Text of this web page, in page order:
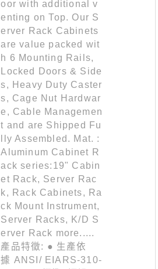
oor with additional v
enting on Top. Our S
erver Rack Cabinets
are value packed wit
h 6 Mounting Rails,
Locked Doors & Side
s, Heavy Duty Caster
s, Cage Nut Hardwar
e, Cable Managemen
t and are Shipped Fu
lly Assembled. Mat. :
Aluminum Cabinet R
ack series:19" Cabin
et Rack, Server Rac
k, Rack Cabinets, Ra
ck Mount Instrument,
Server Racks, K/D S
erver Rack more.....
產品特徵: ● 生產依
據 ANSI/ EIARS-310-